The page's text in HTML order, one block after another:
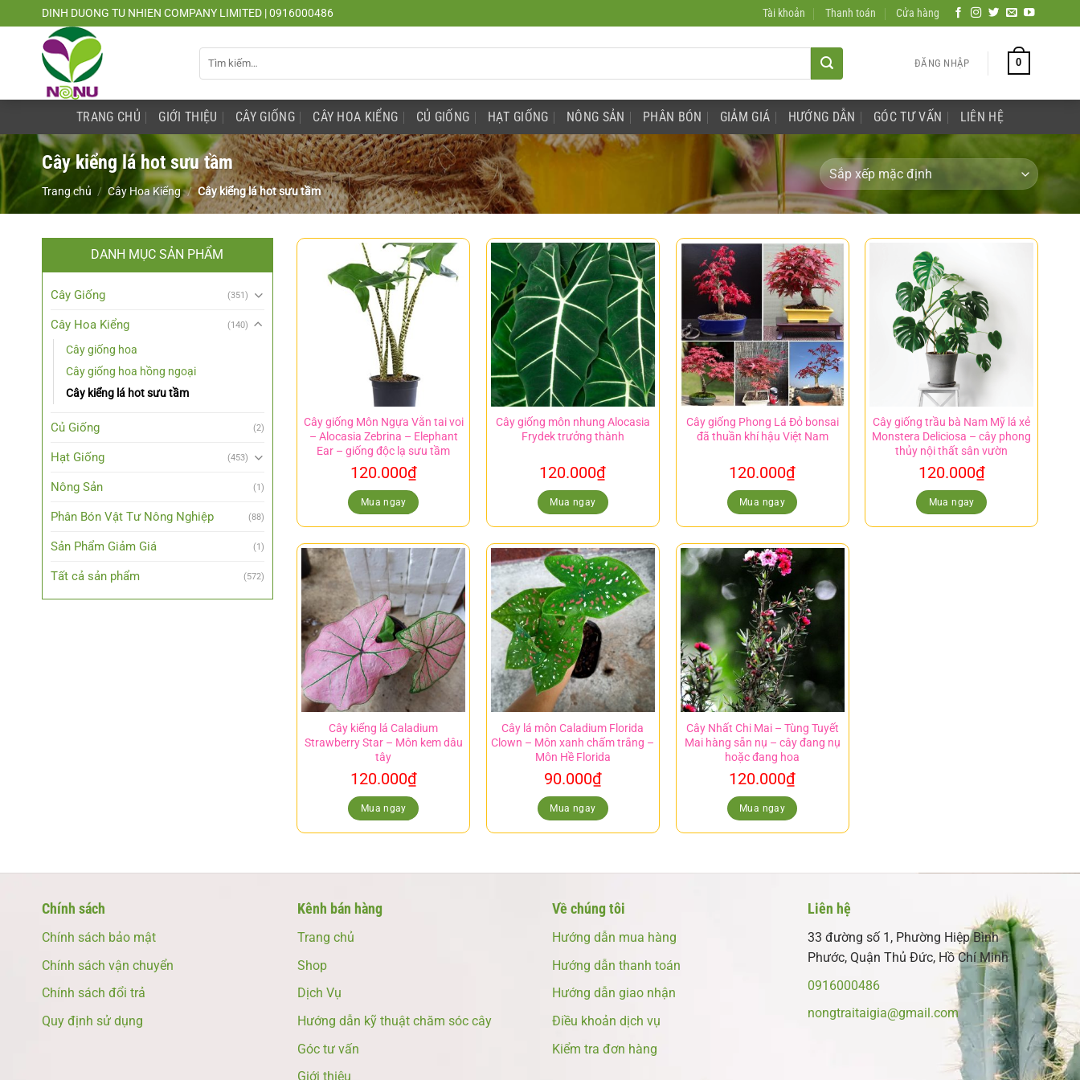
đến
DINH DUONG TU NHIEN COMPANY LIMITED | 0916000486 Tài khoản Thanh toán Cửa hàng
kiếm:
ĐĂNG NHẬP 0
TRANG CHỦ GIỚI THIỆU CÂY GIỐNG CÂY HOA KIỂNG CỦ GIỐNG HẠT GIỐNG NÔNG SẢN PHÂN BÓN GIẢM GIÁ HƯỚNG DẪN GÓC TƯ VẤN LIÊN HỆ
Cây kiểng lá hot sưu tầm
Trang chủ / Cây Hoa Kiểng / Cây kiểng lá hot sưu tầm
DANH MỤC SẢN PHẨM
Cây Giống (351)
Cây Hoa Kiểng (140)
Cây giống hoa
Cây giống hoa hồng ngoại
Cây kiểng lá hot sưu tầm
Củ Giống (2)
Hạt Giống (453)
Nông Sản (1)
Phân Bón Vật Tư Nông Nghiệp (88)
Sản Phẩm Giảm Giá (1)
Tất cả sản phẩm (572)
Cây giống Môn Ngựa Vằn tai voi
– Alocasia Zebrina – Elephant
Ear – giống độc lạ sưu tầm
120.000₫
Mua ngay
Cây giống môn nhung Alocasia
Frydek trưởng thành
120.000₫
Mua ngay
Cây giống Phong Lá Đỏ bonsai
đã thuần khí hậu Việt Nam
120.000₫
Mua ngay
Cây giống trầu bà Nam Mỹ lá xẻ
Monstera Deliciosa – cây phong
thủy nội thất sân vườn
120.000₫
Mua ngay
Cây kiểng lá Caladium
Strawberry Star – Môn kem dâu
tây
120.000₫
Mua ngay
Cây lá môn Caladium Florida
Clown – Môn xanh chấm trắng –
Môn Hề Florida
90.000₫
Mua ngay
Cây Nhất Chi Mai – Tùng Tuyết
Mai hàng sẵn nụ – cây đang nụ
hoặc đang hoa
120.000₫
Mua ngay
Chính sách
Chính sách bảo mật
Chính sách vận chuyển
Chính sách đổi trả
Quy định sử dụng
Kênh bán hàng
Trang chủ
Shop
Dịch Vụ
Hướng dẫn kỹ thuật chăm sóc cây
Góc tư vấn
Giới thiệu
Về chúng tôi
Hướng dẫn mua hàng
Hướng dẫn thanh toán
Hướng dẫn giao nhận
Điều khoản dịch vụ
Kiểm tra đơn hàng
Liên hệ
33 đường số 1, Phường Hiệp Bình
Phước, Quận Thủ Đức, Hồ Chí Minh
0916000486
nongtraitaigia@gmail.com